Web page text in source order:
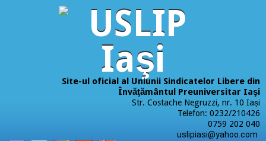
Site-ul oficial al Uniunii Sindicatelor Libere din
Învăţământul Preuniversitar Iaşi
Str. Costache Negruzzi, nr. 10 Iași
Telefon: 0232/210426
0759 202 040
uslipiasi@yahoo.com